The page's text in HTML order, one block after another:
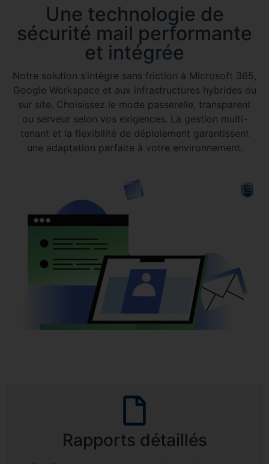
Une technologie de
sécurité mail performante
et intégrée
Notre solution s’intègre sans friction à Microsoft 365,
Google Workspace et aux infrastructures hybrides ou
sur site. Choisissez le mode passerelle, transparent
ou serveur selon vos exigences. La gestion multi-
tenant et la flexibilité de déploiement garantissent
une adaptation parfaite à votre environnement.
Rapports détaillés